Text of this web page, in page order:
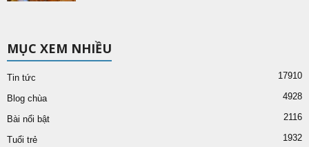
MỤC XEM NHIỀU
Tin tức 17910
Blog chùa 4928
Bài nổi bật 2116
Tuổi trẻ 1932